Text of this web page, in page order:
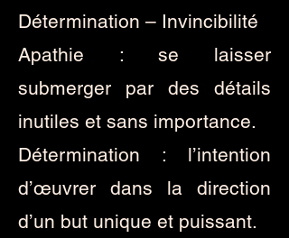
Détermination – Invincibilité
Apathie : se laisser
submerger par des détails
inutiles et sans importance.
Détermination : l’intention
d’œuvrer dans la direction
d’un but unique et puissant.